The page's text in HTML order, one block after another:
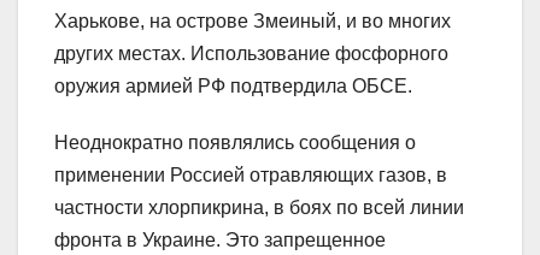
Харькове, на острове Змеиный, и во многих
других местах. Использование фосфорного
оружия армией РФ подтвердила ОБСЕ.
Неоднократно появлялись сообщения о
применении Россией отравляющих газов, в
частности хлорпикрина, в боях по всей линии
фронта в Украине. Это запрещенное